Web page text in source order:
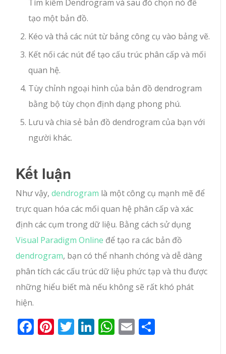
Tìm kiếm Dendrogram và sau đó chọn nó để
tạo một bản đồ.
Kéo và thả các nút từ bảng công cụ vào bảng vẽ.
Kết nối các nút để tạo cấu trúc phân cấp và mối
quan hệ.
Tùy chỉnh ngoại hình của bản đồ dendrogram
bằng bộ tùy chọn định dạng phong phú.
Lưu và chia sẻ bản đồ dendrogram của bạn với
người khác.
Kết luận
Như vậy,dendrogram là một công cụ mạnh mẽ để
trực quan hóa các mối quan hệ phân cấp và xác
định các cụm trong dữ liệu. Bằng cách sử dụng
Visual Paradigm Online để tạo ra các bản đồ
dendrogram, bạn có thể nhanh chóng và dễ dàng
phân tích các cấu trúc dữ liệu phức tạp và thu được
những hiểu biết mà nếu không sẽ rất khó phát
hiện.
Facebook
Pinterest
Twitter
LinkedIn
WhatsApp
Email